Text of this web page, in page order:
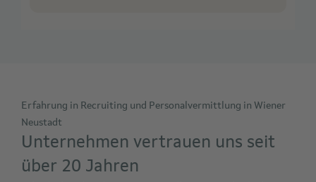
Erfahrung in Recruiting und Personalvermittlung in Wiener
Neustadt
Unternehmen vertrauen uns seit
über 20 Jahren